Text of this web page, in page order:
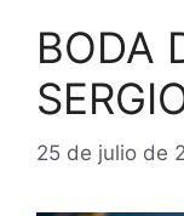
BODA
25 de julio de